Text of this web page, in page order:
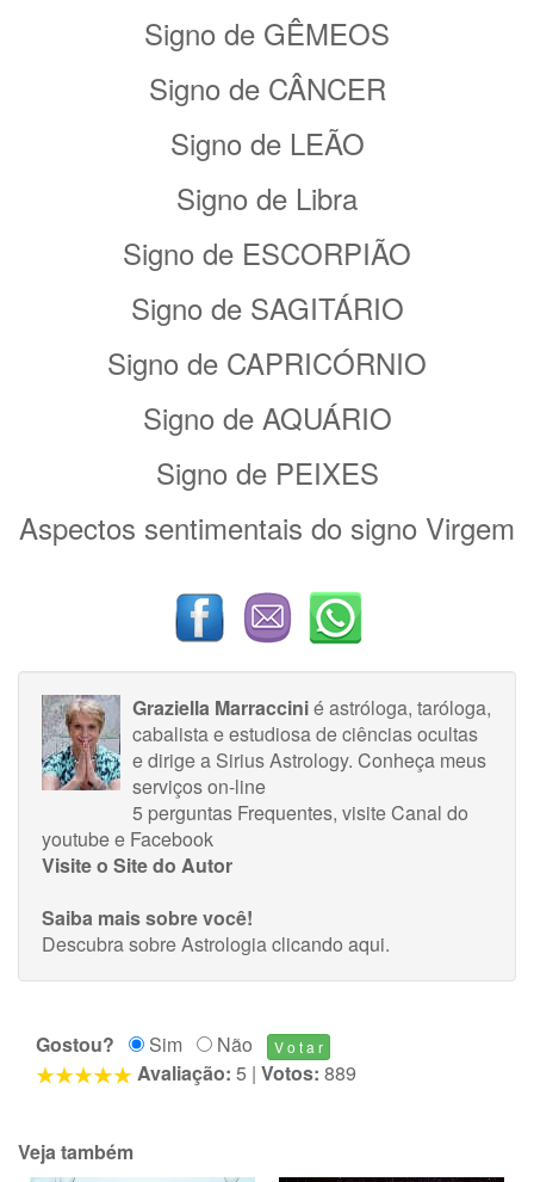
Signo de GÊMEOS
Signo de CÂNCER
Signo de LEÃO
Signo de Libra
Signo de ESCORPIÃO
Signo de SAGITÁRIO
Signo de CAPRICÓRNIO
Signo de AQUÁRIO
Signo de PEIXES
Aspectos sentimentais do signo Virgem
Graziella Marraccinié astróloga, taróloga,
cabalista e estudiosa de ciências ocultas
e dirige a Sirius Astrology. Conheça meus
serviços on-line
5 perguntas Frequentes, visiteCanal do
youtubee Facebook
Visite o Site do Autor
Saiba mais sobre você!
Descubra sobre Astrologiaclicando aqui.
Gostou? Sim
Não
Avaliação: 5 | Votos: 889
Veja também